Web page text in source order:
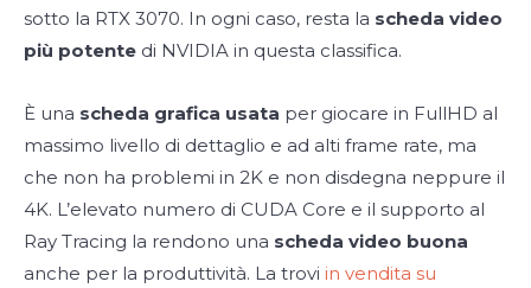
sotto la RTX 3070. In ogni caso, resta la scheda video
più potente di NVIDIA in questa classifica.
È una scheda grafica usata per giocare in FullHD al
massimo livello di dettaglio e ad alti frame rate, ma
che non ha problemi in 2K e non disdegna neppure il
4K. L’elevato numero di CUDA Core e il supporto al
Ray Tracing la rendono una scheda video buona
anche per la produttività. La trovi in vendita su